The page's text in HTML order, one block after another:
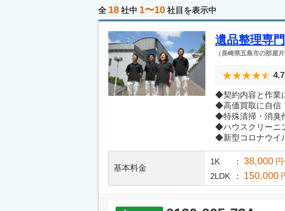
全 18 社中 1〜10 社目を表示中
遺品整理専
（長崎県五島市の部屋片
◆契約内容と作業
◆高価買取に自信
◆特殊清掃・消臭
◆ハウスクリーニ
◆新型コロナウイ
基本料金
1K 38,000
2LDK
150,000